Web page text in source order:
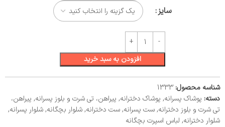
سایز
افزودن به سبد خرید
شناسه محصول: 1333
دسته: پوشاک پسرانه, پوشاک دخترانه, پیراهن، تی شرت و بلوز پسرانه, پیراهن،
تی شرت و بلوز دخترانه,ست پسرانه,ست دخترانه,شلوار بچگانه,شلوار پسرانه,
شلوار دخترانه, لباس اسپرت بچگانه